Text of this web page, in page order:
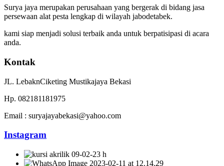
Surya jaya merupakan perusahaan yang bergerak di bidang jasa
persewaan alat pesta lengkap di wilayah jabodetabek.
kami siap menjadi solusi terbaik anda untuk berpatisipasi di acara
anda.
Kontak
JL. LebaknCiketing Mustikajaya Bekasi
Hp. 082181181975
Email : suryajayabekasi@yahoo.com
Instagram